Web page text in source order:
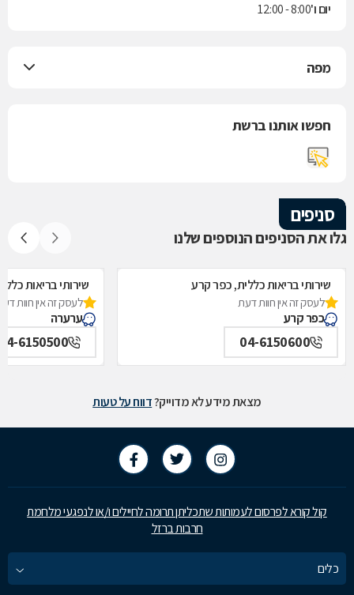
יום ו'8:00 - 12:00
מפה
חפשו אותנו ברשת
סניפים
גלו את הסניפים הנוספים שלנו
שירותי בריאות כללית, כפר קרע
לעסק זה אין חוות דעת
כפר קרע
04-6150600
שירותי בריאות
לעסק זה אין חוות
ערערה
6150500
מצאת מידע לא מדוייק?דווח על טעות
קול קורא לפרסום לעמותות שתכליתן תרומה לחיילים ו/או לנפגעי מלחמת
חרבות ברזל
כלים